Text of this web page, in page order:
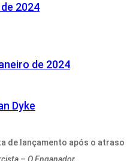
2024
de 2024
Dyke
de lançamento após o atraso